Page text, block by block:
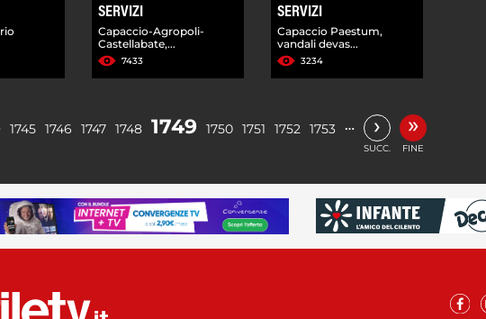
SERVIZI
Capaccio-Agropoli-
Castellabate,...
7433
SERVIZI
Capaccio Paestum,
vandali devas...
3234
1745 1746 1747 1748 1749 1750 1751 1752 1753 … ›
SUCC.
»
FINE